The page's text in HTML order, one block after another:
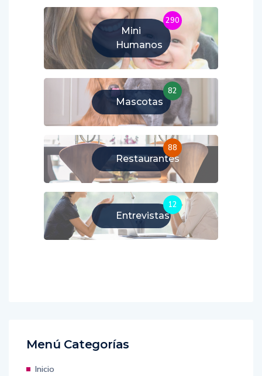
Mini
Humanos
290
Mascotas
82
Restaurantes
88
Entrevistas
12
Menú Categorías
Inicio